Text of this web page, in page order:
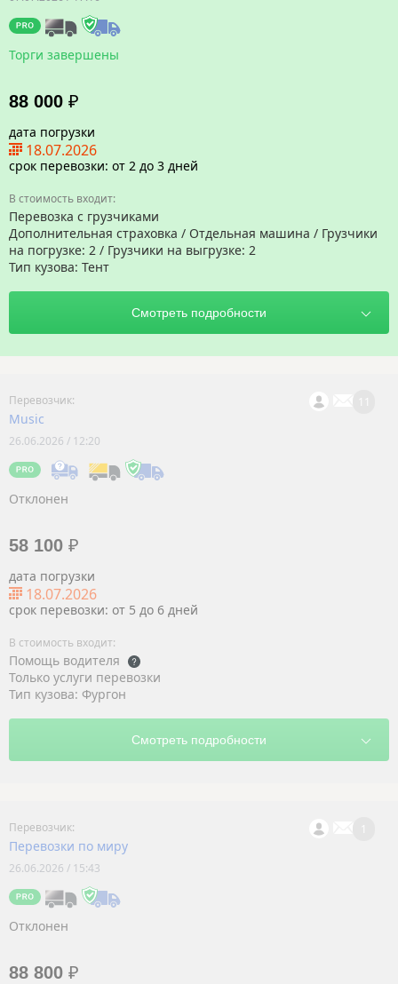
Торги завершены
88 000 ₽
дата погрузки
18.07.2026
срок перевозки: от 2 до 3 дней
Перевозка с грузчиками
Дополнительная страховка / Отдельная машина / Грузчики
на погрузке: 2 / Грузчики на выгрузке: 2
Тип кузова: Тент
Music
26.06.2026 / 12:20
Отклонен
58 100 ₽
дата погрузки
18.07.2026
срок перевозки: от 5 до 6 дней
Помощь водителя
Только услуги перевозки
Тип кузова: Фургон
11
Перевозки по миру
26.06.2026 / 15:43
Отклонен
88 800 ₽
1